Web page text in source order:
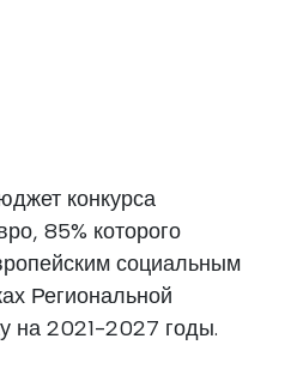
конкурса
85% которого
социальным
Региональной
на 2021-2027 годы.